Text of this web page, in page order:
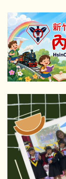
到
主
要
內
容
區